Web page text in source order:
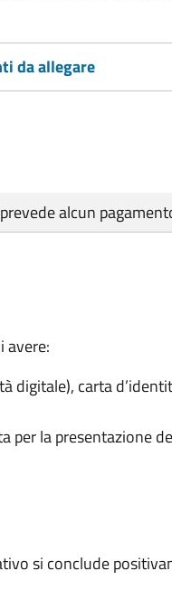
da allegare
alcun
avere:
digitale), carta
per la presentazione
si conclude